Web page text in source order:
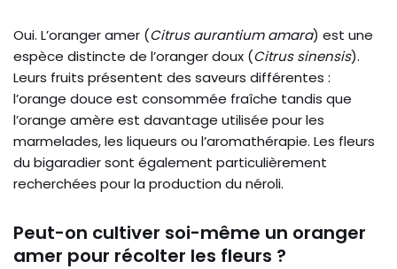
Oui. L’oranger amer (Citrus aurantium amara) est une
espèce distincte de l’oranger doux (Citrus sinensis).
Leurs fruits présentent des saveurs différentes :
l’orange douce est consommée fraîche tandis que
l’orange amère est davantage utilisée pour les
marmelades, les liqueurs ou l’aromathérapie. Les fleurs
du bigaradier sont également particulièrement
recherchées pour la production du néroli.
Peut-on cultiver soi-même un oranger
amer pour récolter les fleurs ?